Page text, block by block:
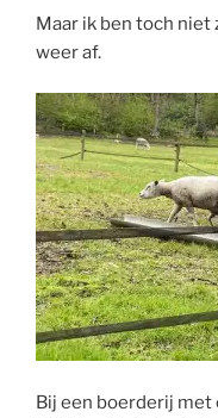
Maar ik ben toch niet
weer af.
Bij een boerderij met